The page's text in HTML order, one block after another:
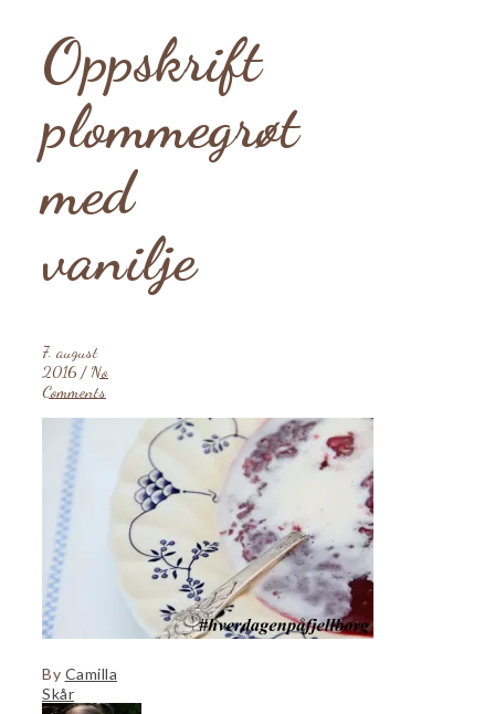
Oppskrift
plommegrøt
med
vanilje
7. august
2016 / No
Comments
By Camilla
Skår